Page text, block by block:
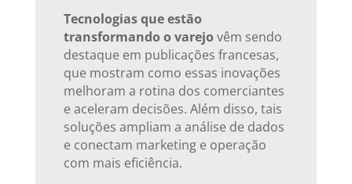
Tecnologias que estão
transformando o varejo vêm sendo
destaque em publicações francesas,
que mostram como essas inovações
melhoram a rotina dos comerciantes
e aceleram decisões. Além disso, tais
soluções ampliam a análise de dados
e conectam marketing e operação
com mais eficiência.